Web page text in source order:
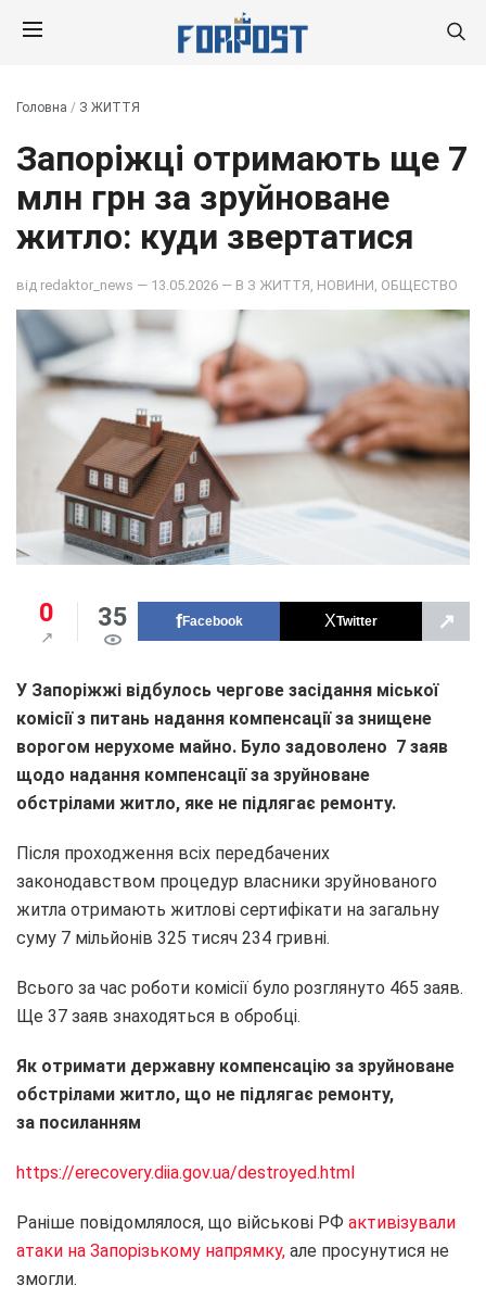
Головна / З ЖИТТЯ
Запоріжці отримають ще 7
млн грн за зруйноване
житло: куди звертатися
від redaktor_news — 13.05.2026 — В З ЖИТТЯ НОВИНИ ОБЩЕСТВО
0 35 Facebook Twitter ↗
У Запоріжжі відбулось чергове засідання міської
комісії з питань надання компенсації за знищене
ворогом нерухоме майно. Було задоволено 7 заяв
щодо надання компенсації за зруйноване
обстрілами житло, яке не підлягає ремонту.
Після проходження всіх передбачених
законодавством процедур власники зруйнованого
житла отримають житлові сертифікати на загальну
суму 7 мільйонів 325 тисяч 234 гривні.
Всього за час роботи комісії було розглянуто 465 заяв.
Ще 37 заяв знаходяться в обробці.
Як отримати державну компенсацію за зруйноване
обстрілами житло, що не підлягає ремонту,
за посиланням
https://erecovery.diia.gov.ua/destroyed.html
Раніше повідомлялося, що військові РФ активізували
атаки на Запорізькому напрямку, але просунутися не
змогли.